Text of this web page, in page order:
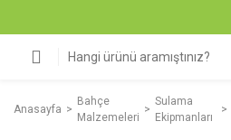
Anasayfa
Bahçe
Malzemeleri
Sulama
Ekipmanları